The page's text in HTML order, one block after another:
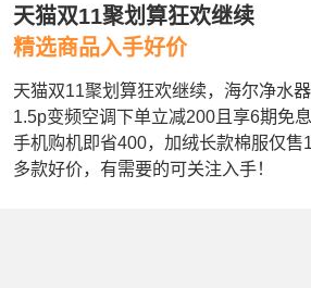
天猫双11聚划算狂欢继续
精选商品入手好价
天猫双11聚划算狂欢继续，海尔净水
1.5p变频空调下单立减200且享6期免
手机购机即省400，加绒长款棉服仅售
多款好价，有需要的可关注入手！